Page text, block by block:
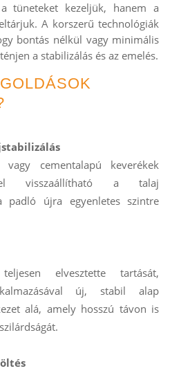
tüneteket kezeljük, hanem a
A korszerű technológiák
bontás nélkül vagy minimális
a stabilizálás és az emelés.
vagy cementalapú keverékek
visszaállítható a talaj
padló újra egyenletes szintre
elvesztette tartását,
új, stabil alap
alá, amely hosszú távon is